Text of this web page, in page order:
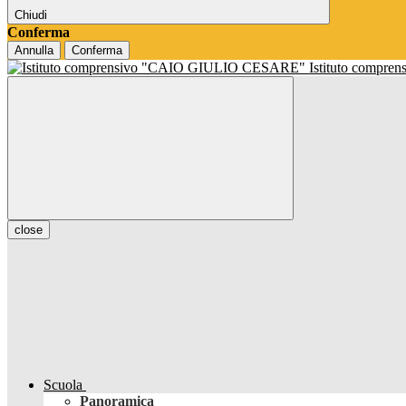
Chiudi
Conferma
Annulla Conferma
Istituto
close
Scuola
Panoramica